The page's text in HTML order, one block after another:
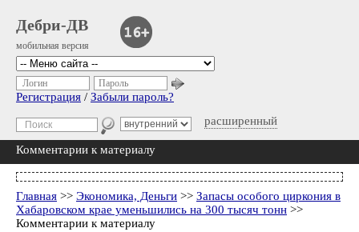
Дебри-ДВ
мобильная версия
расширенный
Логин Пароль
Регистрация / Забыли пароль?
Комментарии к материалу
Главная >> Экономика, Деньги >> Запасы особого циркония в
Хабаровском крае уменьшились на 300 тысяч тонн >>
Комментарии к материалу